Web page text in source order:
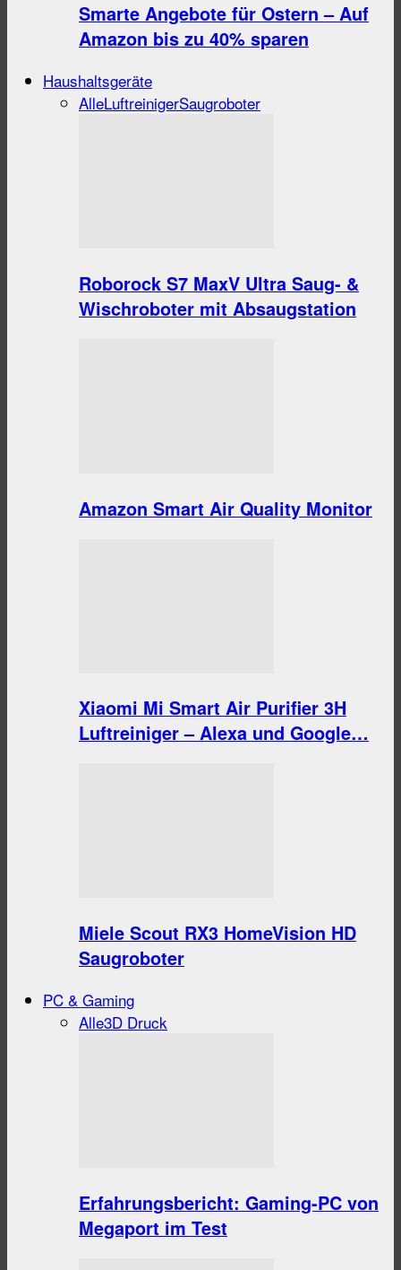
Smarte Angebote für Ostern – Auf
Amazon bis zu 40% sparen
Haushaltsgeräte
AlleLuftreinigerSaugroboter
Roborock S7 MaxV Ultra Saug- &
Wischroboter mit Absaugstation
Amazon Smart Air Quality Monitor
Xiaomi Mi Smart Air Purifier 3H
Luftreiniger – Alexa und Google…
Miele Scout RX3 HomeVision HD
Saugroboter
PC & Gaming
Alle3D Druck
Erfahrungsbericht: Gaming-PC von
Megaport im Test